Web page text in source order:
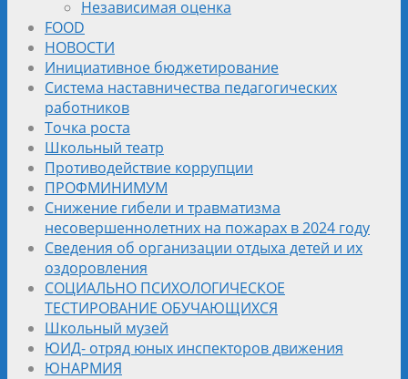
Независимая оценка
FOOD
НОВОСТИ
Инициативное бюджетирование
Система наставничества педагогических
работников
Точка роста
Школьный театр
Противодействие коррупции
ПРОФМИНИМУМ
Снижение гибели и травматизма
несовершеннолетних на пожарах в 2024 году
Сведения об организации отдыха детей и их
оздоровления
СОЦИАЛЬНО ПСИХОЛОГИЧЕСКОЕ
ТЕСТИРОВАНИЕ ОБУЧАЮЩИХСЯ
Школьный музей
ЮИД- отряд юных инспекторов движения
ЮНАРМИЯ